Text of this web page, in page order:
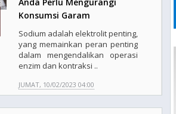
Konsumsi Garam
Sodium adalah elektrolit penting,
yang memainkan peran penting
dalam mengendalikan operasi
enzim dan kontraksi ..
JUMAT, 10/02/2023 04:00